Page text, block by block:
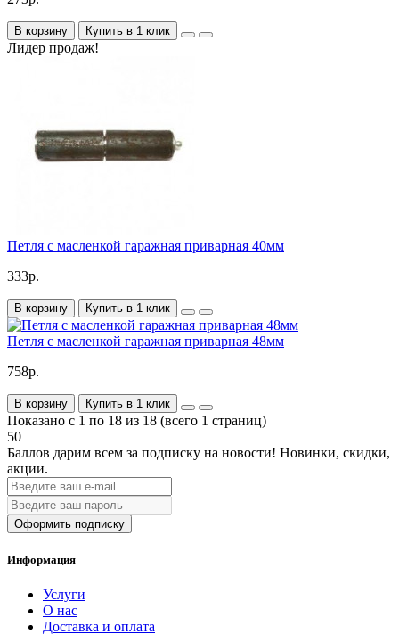
В корзину Купить в 1 клик
Лидер продаж!
Петля с масленкой гаражная приварная 40мм
333р.
В корзину Купить в 1 клик
Петля с масленкой гаражная приварная 48мм
758р.
В корзину Купить в 1 клик
Показано с 1 по 18 из 18 (всего 1 страниц)
50
Баллов дарим всем за подписку на новости! Новинки, скидки,
акции.
Оформить подписку
Информация
Услуги
О нас
Доставка и оплата